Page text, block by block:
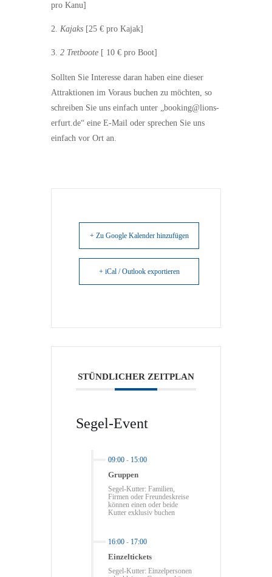
pro Kanu]
Kajaks [25 € pro Kajak]
2 Tretboote [ 10 € pro Boot]
Sollten Sie Interesse daran haben eine dieser
Attraktionen im Voraus buchen zu möchten, so
schreiben Sie uns einfach unter „booking@lions-
erfurt.de“ eine E-Mail oder sprechen Sie uns
einfach vor Ort an.
+ Zu Google Kalender hinzufügen
+ iCal / Outlook exportieren
STÜNDLICHER ZEITPLAN
Segel-Event
09:00 - 15:00
Gruppen
Segel-Kutter: Familien,
Firmen oder Freundeskreise
können einen oder beide
Kutter exklusiv buchen
16:00 - 17:00
Einzeltickets
Segel-Kutter: Einzelpersonen